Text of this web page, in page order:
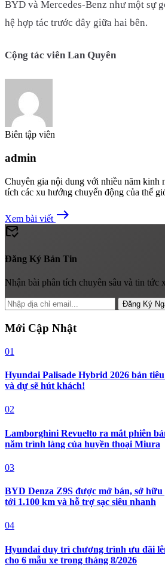
BYD và Mercedes-Benz như một sự
hệ hợp tác trước đây giữa hai bên.
Cộng tác viên Lan Quyên
Biên tập viên
admin
Chuyên gia nội dung với nhiều năm kinh
tích các xu hướng chuyển động của thế
Xem bài viết east
mark_email_read
Đăng Ký Bản Tin
Nhận bài phân tích chuyên sâu và tin tức
Đăng Ký
Mới Cập Nhật
01
Hyundai Palisade Hybrid 2026 bản
và dự sẽ hút khách!
02
Lamborghini Revuelto ra mắt phiên
năm trình làng của huyền thoại Miura
03
BYD Denza Z9S được mở bán, sở
tới 1.100 km và hỗ trợ sạc siêu nhanh
04
Hyundai duy trì chương trình ưu đãi
cho 6 mẫu xe trong tháng 8/2026